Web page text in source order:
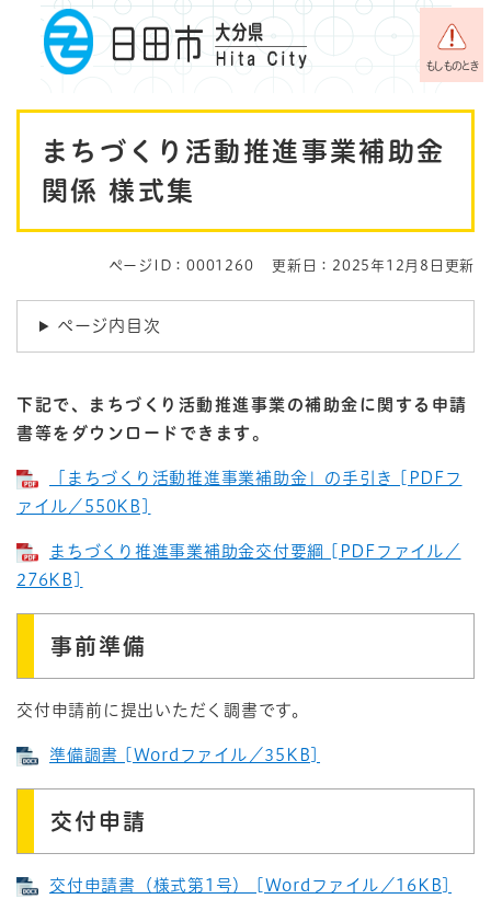
メニューを飛ばして本文へ
もしものとき
まちづくり活動推進事業補助金
関係 様式集
ページID：0001260 更新日：2025年12月8日更新
ページ内目次
下記で、まちづくり活動推進事業の補助金に関する申請
書等をダウンロードできます。
「まちづくり活動推進事業補助金」の手引き [PDFフ
ァイル／550KB]
まちづくり推進事業補助金交付要綱 [PDFファイル／
276KB]
事前準備
交付申請前に提出いただく調書です。
準備調書 [Wordファイル／35KB]
交付申請
交付申請書（様式第1号） [Wordファイル／16KB]